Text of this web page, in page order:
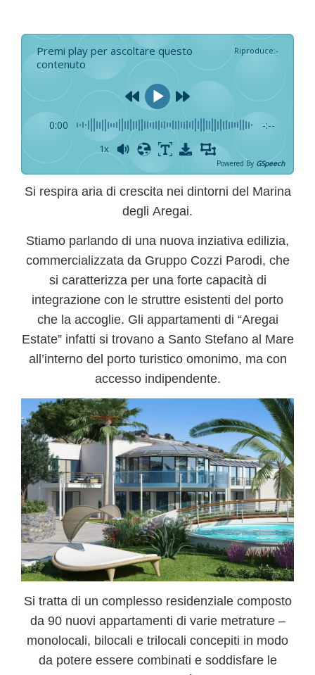
Premi play per ascoltare questo
contenuto
Riproduce:-
0:00 -:--
1x
Powered By GSpeech
Si respira aria di crescita nei dintorni del Marina
degli Aregai.
Stiamo parlando di una nuova inziativa edilizia,
commercializzata da Gruppo Cozzi Parodi, che
si caratterizza per una forte capacità di
integrazione con le struttre esistenti del porto
che la accoglie. Gli appartamenti di “Aregai
Estate”infatti si trovano a Santo Stefano al Mare
all’interno del porto turistico omonimo, ma con
accesso indipendente.
Si tratta di un complesso residenziale composto
da 90 nuovi appartamenti di varie metrature –
monolocali, bilocali e trilocali concepiti in modo
da potere essere combinati e soddisfare le